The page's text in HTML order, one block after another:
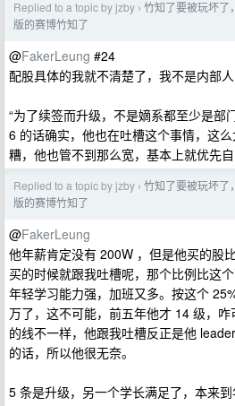
Replied to a topic by jzby › 竹知了要被玩坏了
版的赛博竹知了
@FakerLeung #24
配股具体的我就不清楚了，我不是内部人
“为了续签而升级，不是嫡系都至少是部
6 的话确实，他也在吐槽这个事情，这
糟，他也管不到那么宽，基本上就优先自
Replied to a topic by jzby › 竹知了要被玩坏了
版的赛博竹知了
@FakerLeung
他年薪肯定没有 200W ，但是他买的股
买的时候就跟我吐槽呢，那个比例比这
年轻学习能力强，加班又多。按这个
万了，这不可能，前五年他才 14 级，
的线不一样，他跟我吐槽反正是他
的话，所以他很无奈。
5 条是升级，另一个学长满足了，本来